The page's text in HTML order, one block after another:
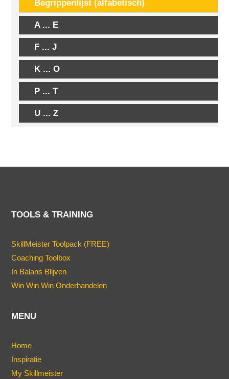
Begrippenlijst (alfabetisch)
A ... E
F ... J
K ... O
P ... T
U ... Z
TOOLS & TRAINING
SkillMeister Toolpack (FREE)
Coaching Toolbox
In Balans Blijven
Win Win Win Onderhandelen
MENU
Home
Inspiratie
My Skillmeister